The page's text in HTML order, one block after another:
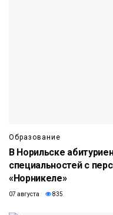
Образование
В Норильске
специальностей с
«Норникеле»
07 августа 835